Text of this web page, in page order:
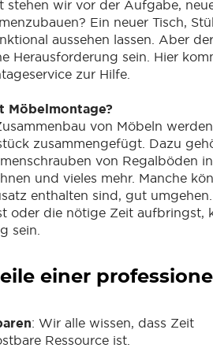
stehen wir vor der Aufgabe,
Ein neuer Tisch,
aussehen lassen. Aber
Herausforderung sein. Hier
zur Hilfe.
Möbelmontage?
von Möbeln
zusammengefügt. Dazu
von Regalböden
und vieles mehr. Manche
enthalten sind, gut
oder die nötige Zeit aufbringst,
sein.
einer
: Wir alle wissen, dass Zeit
Ressource ist.